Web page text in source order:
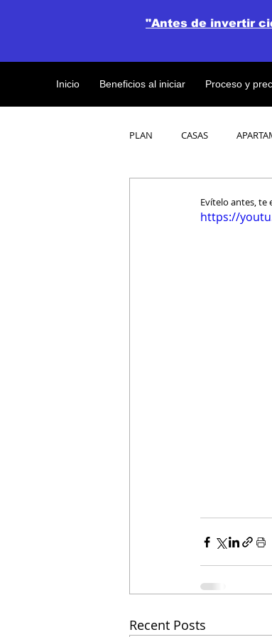
Inicio Beneficios al iniciar Proceso y
"Antes de invertir
PLAN CASAS
Evítelo antes,
https://
Recent Posts